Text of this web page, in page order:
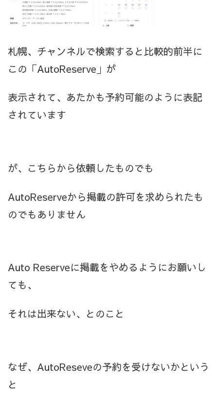
札幌、チャンネルで検索すると比較的前半に
この「AutoReserve」が
表示されて、あたかも予約可能のように表記
されています
が、こちらから依頼したものでも
AutoReserveから掲載の許可を求められたも
のでもありません
Auto Reserveに掲載をやめるようにお願いし
ても、
それは出来ない、とのこと
なぜ、AutoReseveの予約を受けないかという
と